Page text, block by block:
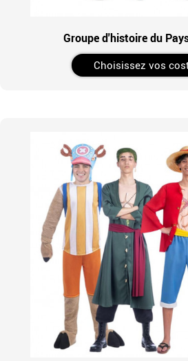
Groupe d'histoire du
Choisissez vos